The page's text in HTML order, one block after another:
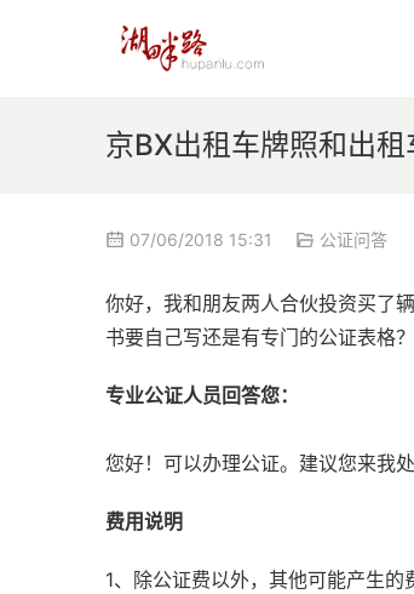
京BX出租车牌照和出租
07/06/2018 15:31 公证问答
你好，我和朋友两人合伙投资买了
书要自己写还是有专门的公证表格
专业公证人员回答您：
您好！可以办理公证。建议您来我
费用说明
1、除公证费以外，其他可能产生的